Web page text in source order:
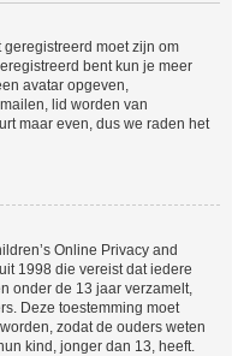
moet zijn om
bent kun je meer
avatar opgeven,
lid worden van
maar even, dus we raden het
Online Privacy and
1998 die vereist dat iedere
onder de 13 jaar verzamelt,
Deze toestemming moet
zodat de ouders weten
kind, jonger dan 13, heeft.